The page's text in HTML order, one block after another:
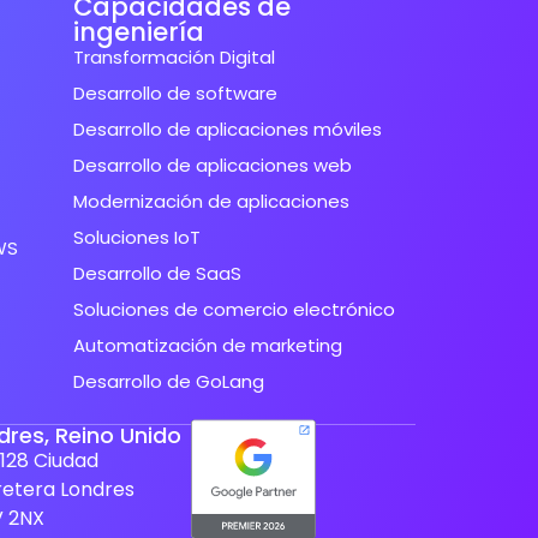
ingeniería
Transformación Digital
Desarrollo de software
Desarrollo de aplicaciones móviles
Desarrollo de aplicaciones web
Modernización de aplicaciones
Soluciones IoT
Desarrollo de SaaS
Soluciones de comercio electrónico
Automatización de marketing
Desarrollo de GoLang
Reino Unido
Ciudad
Londres
2NX